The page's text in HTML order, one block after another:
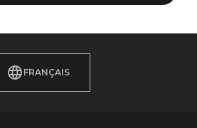
FRANÇAIS